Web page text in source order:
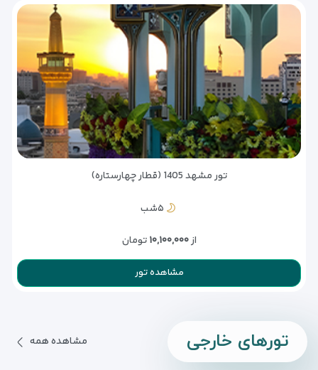
تور مشهد 1405 (قطار چهارستاره)
۵شب
از۱۰,۱۰۰,۰۰۰تومان
مشاهده تور
تور‌های خارجی مشاهده همه